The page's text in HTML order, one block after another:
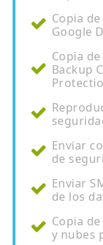
Copia
Google
Copia
Backup
Enviar
de
Enviar
de los
Copia
y nubes